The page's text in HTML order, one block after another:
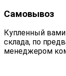
Самовывоз
Купленный
склада, по
менеджером